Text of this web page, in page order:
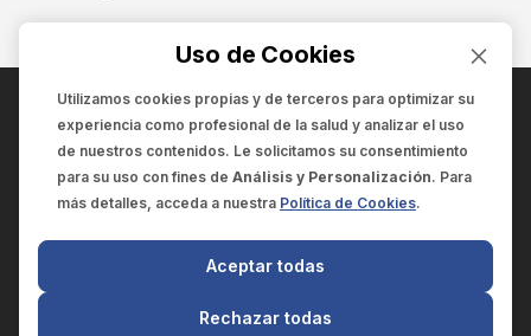
ENCUÉNTRANOS EN:
SCIENCELINK
SCILINK COMUNICACIÓN CIENTÍFICA SC
Uso de Cookies
Utilizamos cookies propias y de terceros para optimizar su
experiencia como profesional de la salud y analizar el uso
de nuestros contenidos. Le solicitamos su consentimiento
para su uso con fines de Análisis y Personalización. Para
más detalles, acceda a nuestra Política de Cookies.
Rechazar todas
Aceptar todas